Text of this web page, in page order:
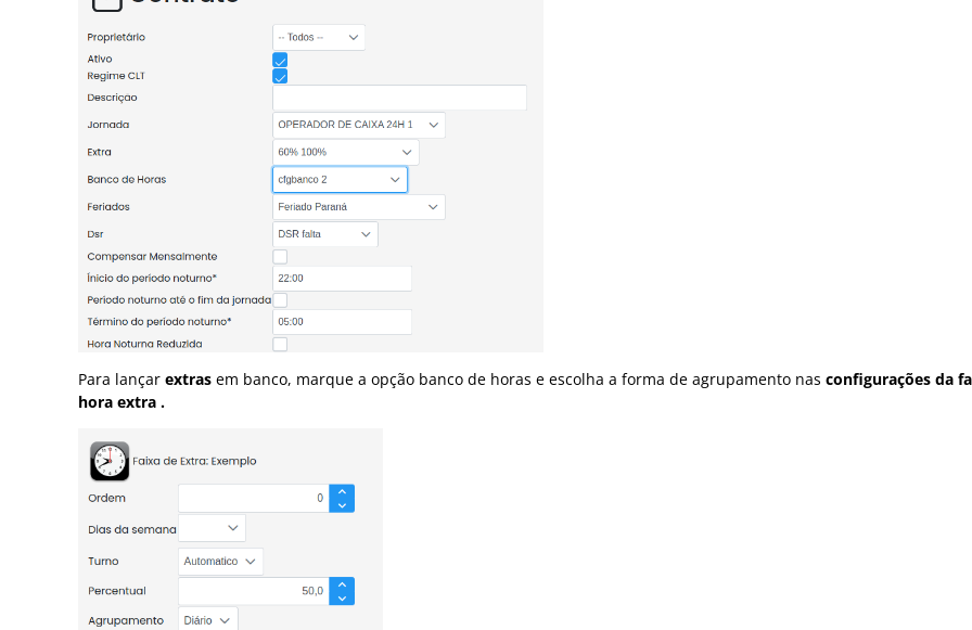
Para lançar extras em banco, marque a opção banco de horas e escolha a forma de agrupamento nas configurações da
hora extra .